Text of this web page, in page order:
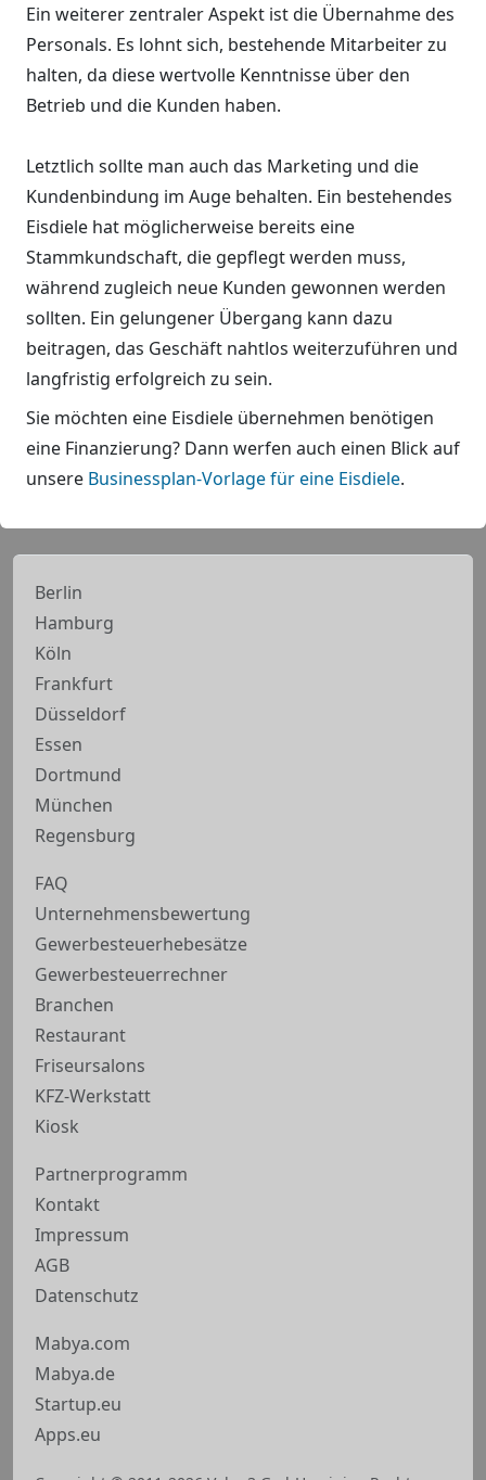
Ein weiterer zentraler Aspekt ist die Übernahme des
Personals. Es lohnt sich, bestehende Mitarbeiter zu
halten, da diese wertvolle Kenntnisse über den
Betrieb und die Kunden haben.
Letztlich sollte man auch das Marketing und die
Kundenbindung im Auge behalten. Ein bestehendes
Eisdiele hat möglicherweise bereits eine
Stammkundschaft, die gepflegt werden muss,
während zugleich neue Kunden gewonnen werden
sollten. Ein gelungener Übergang kann dazu
beitragen, das Geschäft nahtlos weiterzuführen und
langfristig erfolgreich zu sein.
Sie möchten eine Eisdiele übernehmen benötigen
eine Finanzierung? Dann werfen auch einen Blick auf
unsere Businessplan-Vorlage für eine Eisdiele.
Berlin
Hamburg
Köln
Frankfurt
Düsseldorf
Essen
Dortmund
München
Regensburg
FAQ
Unternehmensbewertung
Gewerbesteuerhebesätze
Gewerbesteuerrechner
Branchen
Restaurant
Friseursalons
KFZ-Werkstatt
Kiosk
Partnerprogramm
Kontakt
Impressum
AGB
Datenschutz
Mabya.com
Mabya.de
Startup.eu
Apps.eu